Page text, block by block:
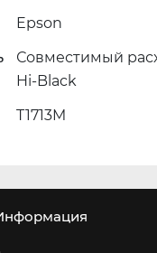
Epson
Совместимый
Hi-Black
T1713M